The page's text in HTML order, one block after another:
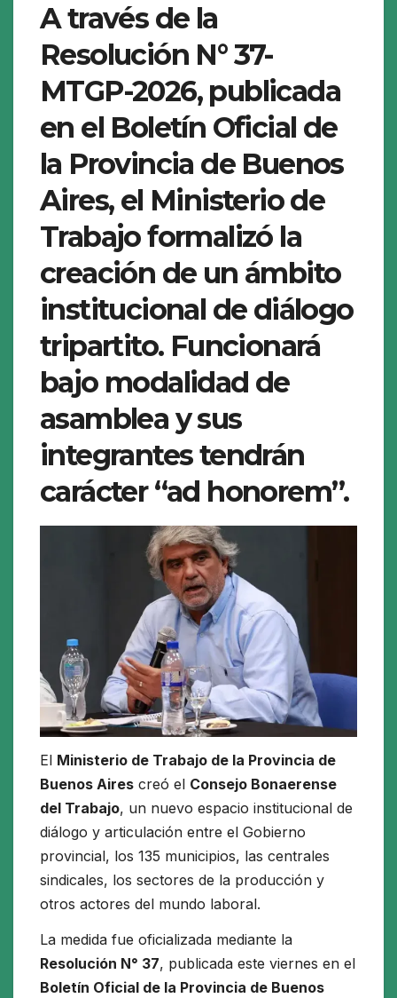
A través de la
Resolución N° 37-
MTGP-2026, publicada
en el Boletín Oficial de
la Provincia de Buenos
Aires, el Ministerio de
Trabajo formalizó la
creación de un ámbito
institucional de diálogo
tripartito. Funcionará
bajo modalidad de
asamblea y sus
integrantes tendrán
carácter “ad honorem”.
El Ministerio de Trabajo de la Provincia de
Buenos Aires creó el Consejo Bonaerense
del Trabajo, un nuevo espacio institucional de
diálogo y articulación entre el Gobierno
provincial, los 135 municipios, las centrales
sindicales, los sectores de la producción y
otros actores del mundo laboral.
La medida fue oficializada mediante la
Resolución N° 37, publicada este viernes en el
Boletín Oficial de la Provincia de Buenos